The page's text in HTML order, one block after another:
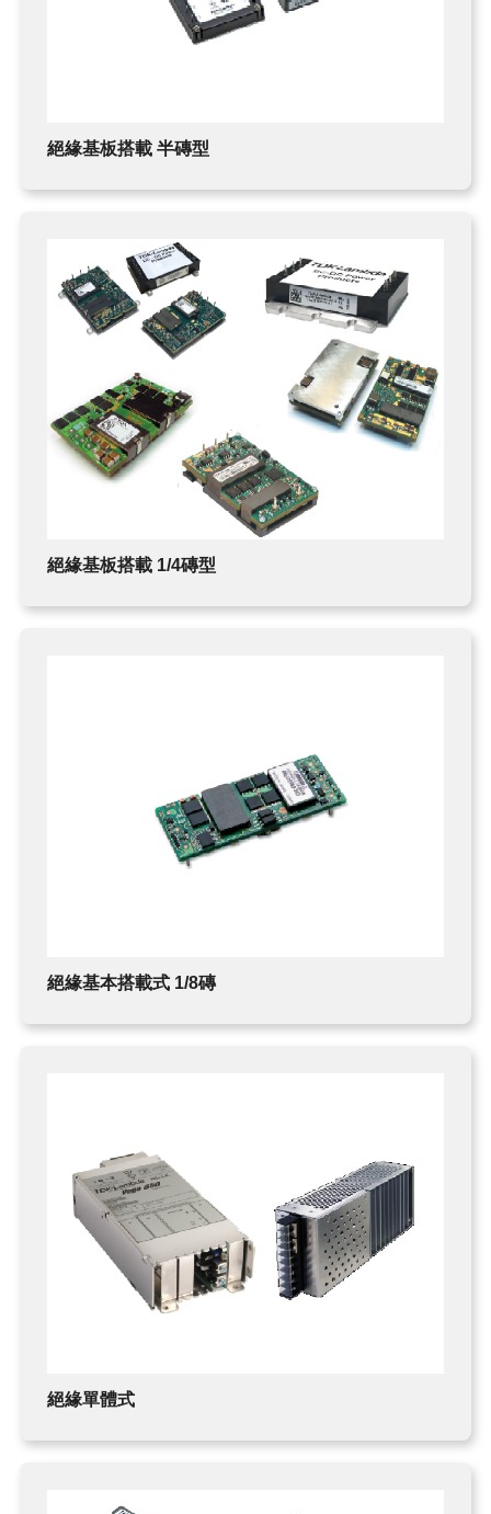
絕緣基板搭載 半磚型
絕緣基板搭載 1/4磚型
絕緣基本搭載式 1/8磚
絕緣單體式